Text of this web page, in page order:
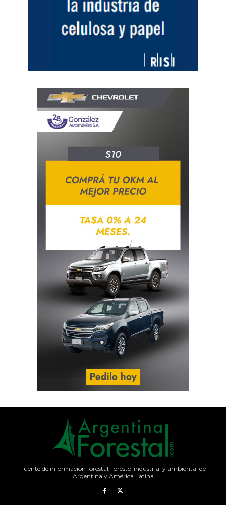
Fuente de información forestal, foresto-industrial y ambiental de
Argentina y América Latina